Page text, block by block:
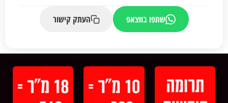
שתפו בווצאפ העתק קישור